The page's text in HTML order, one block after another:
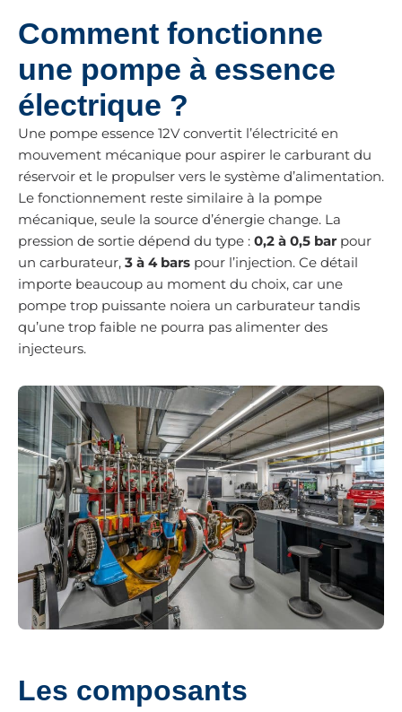
Comment fonctionne
une pompe à essence
électrique ?
Une pompe essence 12V convertit l’électricité en
mouvement mécanique pour aspirer le carburant du
réservoir et le propulser vers le système d’alimentation.
Le fonctionnement reste similaire à la pompe
mécanique, seule la source d’énergie change. La
pression de sortie dépend du type : 0,2 à 0,5 bar pour
un carburateur, 3 à 4 bars pour l’injection. Ce détail
importe beaucoup au moment du choix, car une
pompe trop puissante noiera un carburateur tandis
qu’une trop faible ne pourra pas alimenter des
injecteurs.
Les composants